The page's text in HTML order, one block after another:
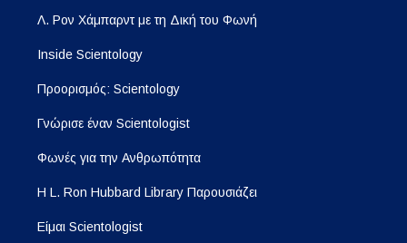
Λ. Ρον Χάμπαρντ με τη Δική του Φωνή
Inside Scientology
Προορισμός: Scientology
Γνώρισε έναν Scientologist
Φωνές για την Ανθρωπότητα
Η L. Ron Hubbard Library Παρουσιάζει
Είμαι Scientologist